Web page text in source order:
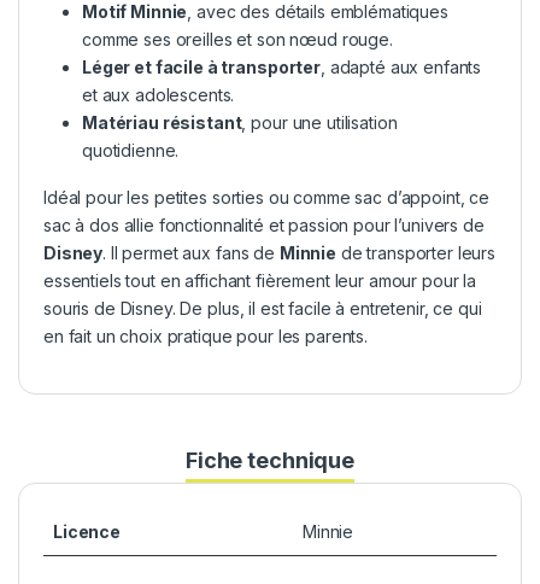
Motif Minnie , avec des détails emblématiques
comme ses oreilles et son nœud rouge.
Léger et facile à transporter, adapté aux enfants
et aux adolescents.
Matériau résistant, pour une utilisation
quotidienne.
Idéal pour les petites sorties ou comme sac d’appoint, ce
sac à dos allie fonctionnalité et passion pour l’univers de
Disney. Il permet aux fans de Minnie de transporter leurs
essentiels tout en affichant fièrement leur amour pour la
souris de Disney. De plus, il est facile à entretenir, ce qui
en fait un choix pratique pour les parents.
Fiche technique
Licence Minnie